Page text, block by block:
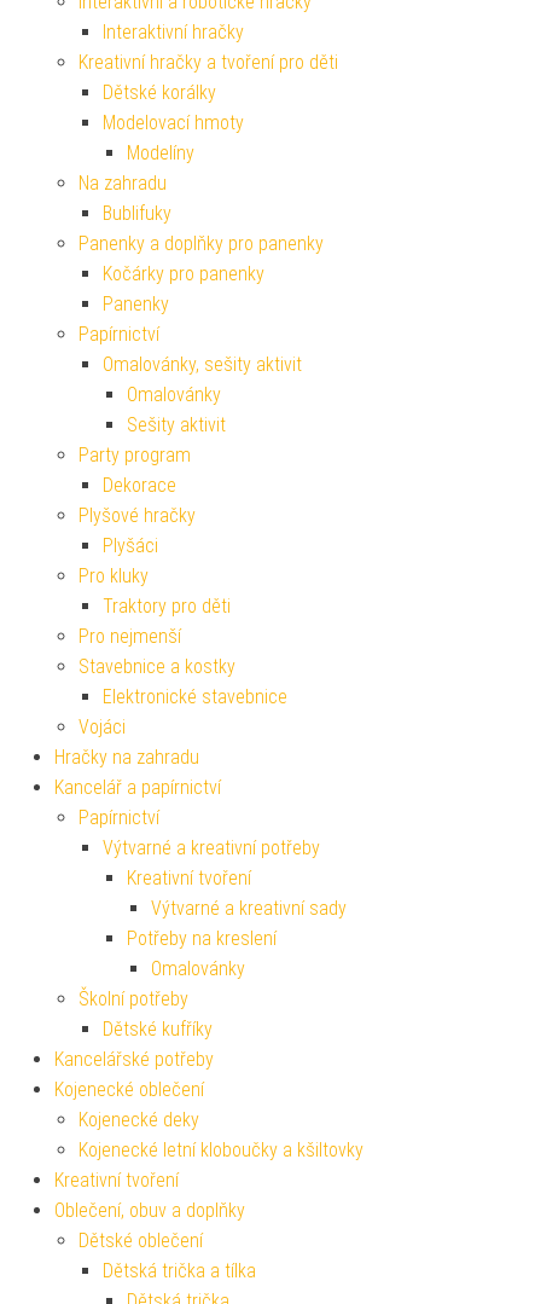
Interaktivní hračky
Kreativní hračky a tvoření pro děti
Dětské korálky
Modelovací hmoty
Modelíny
Na zahradu
Bublifuky
Panenky a doplňky pro panenky
Kočárky pro panenky
Panenky
Papírnictví
Omalovánky, sešity aktivit
Omalovánky
Sešity aktivit
Party program
Dekorace
Plyšové hračky
Plyšáci
Pro kluky
Traktory pro děti
Pro nejmenší
Stavebnice a kostky
Elektronické stavebnice
Vojáci
Hračky na zahradu
Kancelář a papírnictví
Papírnictví
Výtvarné a kreativní potřeby
Kreativní tvoření
Výtvarné a kreativní sady
Potřeby na kreslení
Omalovánky
Školní potřeby
Dětské kufříky
Kancelářské potřeby
Kojenecké oblečení
Kojenecké deky
Kojenecké letní kloboučky a kšiltovky
Kreativní tvoření
Oblečení, obuv a doplňky
Dětské oblečení
Dětská trička a tílka